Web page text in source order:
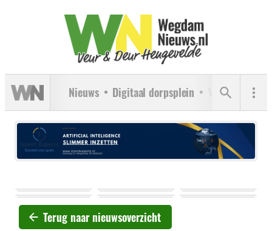
Nieuws Digitaal dorpsplein Verenigingen
Terug naar nieuwsoverzicht